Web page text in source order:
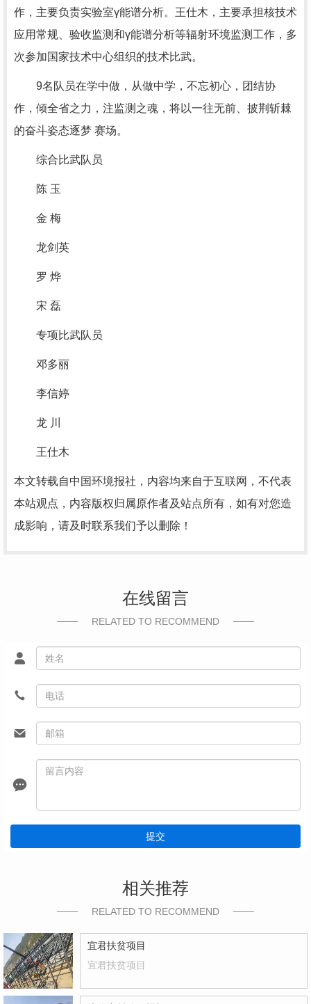
作，主要负责实验室γ能谱分析。王仕木，主要承担核技术
应用常规、验收监测和γ能谱分析等辐射环境监测工作，多
次参加国家技术中心组织的技术比武。
9名队员在学中做，从做中学，不忘初心，团结协
作，倾全省之力，注监测之魂，将以一往无前、披荆斩棘
的奋斗姿态逐梦 赛场。
综合比武队员
陈 玉
金 梅
龙剑英
罗 烨
宋 磊
专项比武队员
邓多丽
李信婷
龙 川
王仕木
本文转载自中国环境报社，内容均来自于互联网，不代表
本站观点，内容版权归属原作者及站点所有，如有对您造
成影响，请及时联系我们予以删除！
在线留言
RELATED TO RECOMMEND
提交
相关推荐
RELATED TO RECOMMEND
宜君扶贫项目
宜君扶贫项目